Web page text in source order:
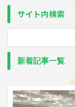
サイト内検索
新着記事一覧